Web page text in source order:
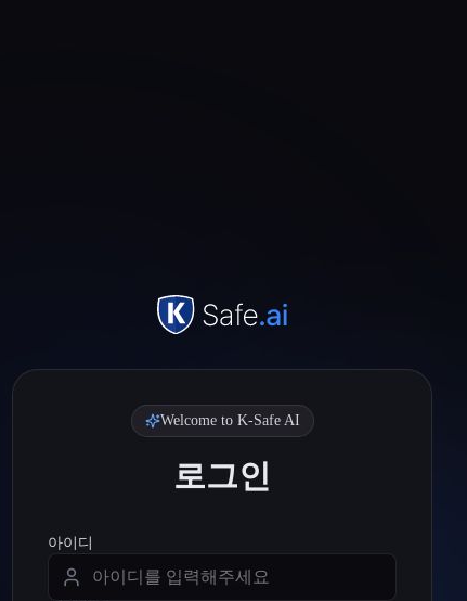
Welcome to K-Safe AI
로그인
아이디